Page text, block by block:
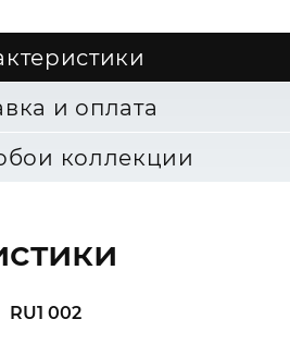
и оплата
коллекции
RU1 002